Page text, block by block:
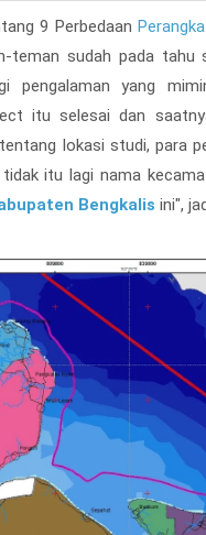
9 Perbedaan
teman sudah pada tahu
pengalaman yang
itu selesai dan
lokasi studi, para
itu lagi nama
Bengkalis ini",